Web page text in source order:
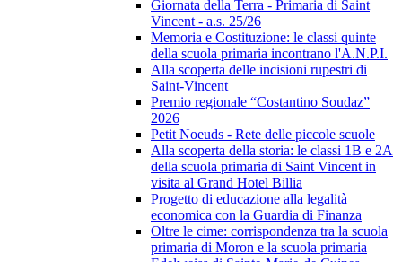
Giornata della Terra - Primaria di Saint
Vincent - a.s. 25/26
Memoria e Costituzione: le classi quinte
della scuola primaria incontrano l'A.N.P.I.
Alla scoperta delle incisioni rupestri di
Saint-Vincent
Premio regionale “Costantino Soudaz”
2026
Petit Noeuds - Rete delle piccole scuole
Alla scoperta della storia: le classi 1B e 2A
della scuola primaria di Saint Vincent in
visita al Grand Hotel Billia
Progetto di educazione alla legalità
economica con la Guardia di Finanza
Oltre le cime: corrispondenza tra la scuola
primaria di Moron e la scuola primaria